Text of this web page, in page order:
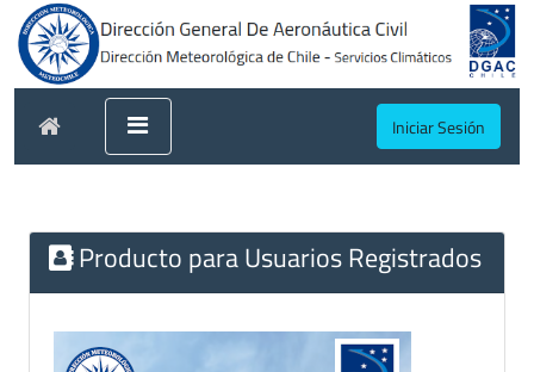
Iniciar Sesión
Producto para Usuarios Registrados